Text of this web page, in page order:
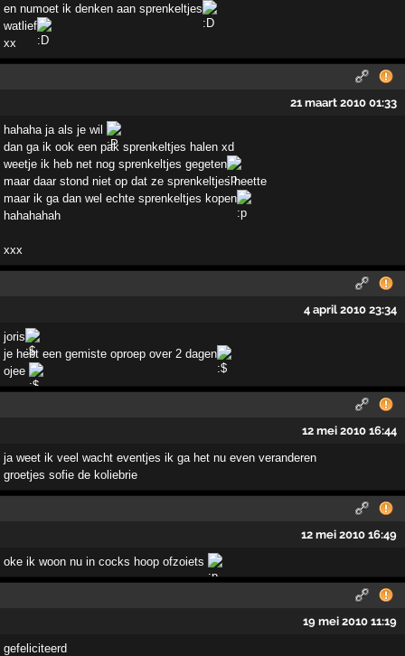
en numoet ik denken aan sprenkeltjes
watlief
xx
21 maart 2010 01:33
hahaha ja als je wil
dan ga ik ook een pak sprenkeltjes halen xd
weetje ik heb net nog sprenkeltjes gegeten
maar daar stond niet op dat ze sprenkeltjes heette
maar ik ga dan wel echte sprenkeltjes kopen
hahahahah
xxx
4 april 2010 23:34
joris
je hebt een gemiste oproep over 2 dagen
ojee
12 mei 2010 16:44
ja weet ik veel wacht eventjes ik ga het nu even veranderen
groetjes sofie de koliebrie
12 mei 2010 16:49
oke ik woon nu in cocks hoop ofzoiets
19 mei 2010 11:19
gefeliciteerd